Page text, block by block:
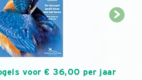
voor € 36,00 per jaar